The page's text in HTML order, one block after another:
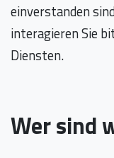
einverstanden
interagieren Sie
Diensten.
Wer sind